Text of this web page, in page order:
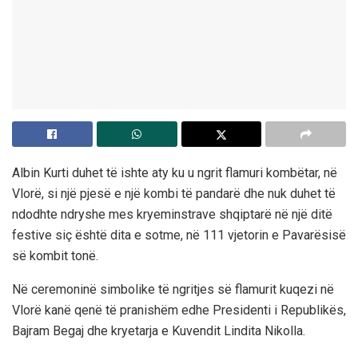
Albin Kurti duhet të ishte aty ku u ngrit flamuri kombëtar, në
Vlorë, si një pjesë e një kombi të pandarë dhe nuk duhet të
ndodhte ndryshe mes kryeminstrave shqiptarë në një ditë
festive siç është dita e sotme, në 111 vjetorin e Pavarësisë
së kombit tonë.
Në ceremoninë simbolike të ngritjes së flamurit kuqezi në
Vlorë kanë qenë të pranishëm edhe Presidenti i Republikës,
Bajram Begaj dhe kryetarja e Kuvendit Lindita Nikolla.